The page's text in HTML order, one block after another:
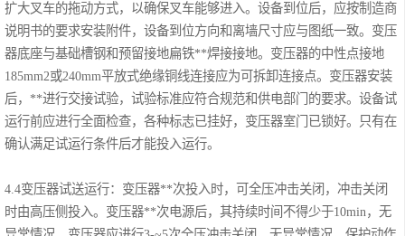
扩大叉车的拖动方式，以确保叉车能够进入。设备到位后，应按制造商
说明书的要求安装附件，设备到位方向和离墙尺寸应与图纸一致。变压
器底座与基础槽钢和预留接地扁铁**焊接接地。变压器的中性点接地
185mm2或240mm平放式绝缘铜线连接应为可拆卸连接点。变压器安装
后，**进行交接试验，试验标准应符合规范和供电部门的要求。设备试
运行前应进行全面检查，各种标志已挂好，变压器室门已锁好。只有在
确认满足试运行条件后才能投入运行。
4.4变压器试送运行：变压器**次投入时，可全压冲击关闭，冲击关闭
时由高压侧投入。变压器**次电源后，其持续时间不得少于10min，无
科华UPS电源
松下蓄电池
德国阳光蓄电池
UPS电源蓄电池